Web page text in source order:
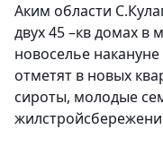
Аким области
двух 45 –кв домах в
новоселье
отметят в новых
сироты, молодые